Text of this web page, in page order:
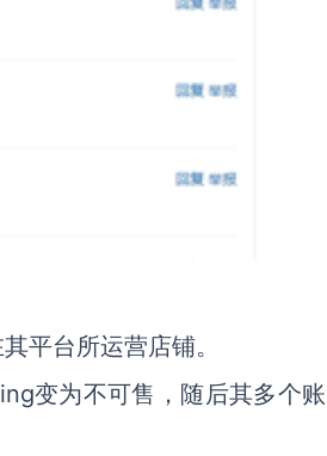
平台所运营店铺。
变为不可售，随后其多个账